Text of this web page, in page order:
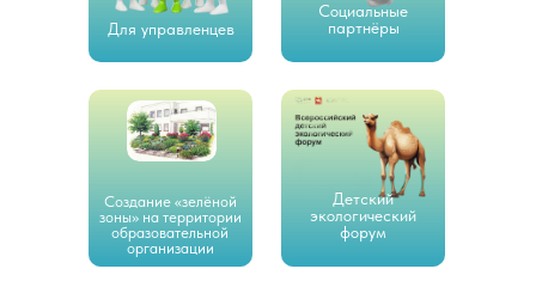
Создание «зелёной
зоны» на территории
образовательной
организации
Для управленцев
Социальные
партнёры
Детский
экологический
форум